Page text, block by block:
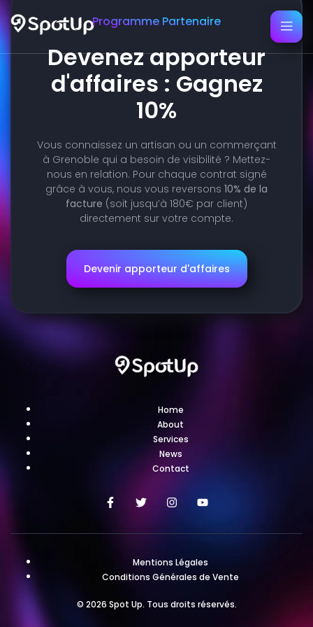
Programme Partenaire
Devenez apporteur
d'affaires : Gagnez
10%
Vous connaissez un artisan ou un commerçant
à Grenoble qui a besoin de visibilité ? Mettez-
nous en relation. Pour chaque contrat signé
grâce à vous, nous vous reversons 10% de la
facture (soit jusqu’à 180€ par client)
directement sur votre compte.
Devenir apporteur d'affaires
Home
About
Services
News
Contact
Mentions Légales
Conditions Générales de Vente
© 2026 Spot Up. Tous droits réservés.